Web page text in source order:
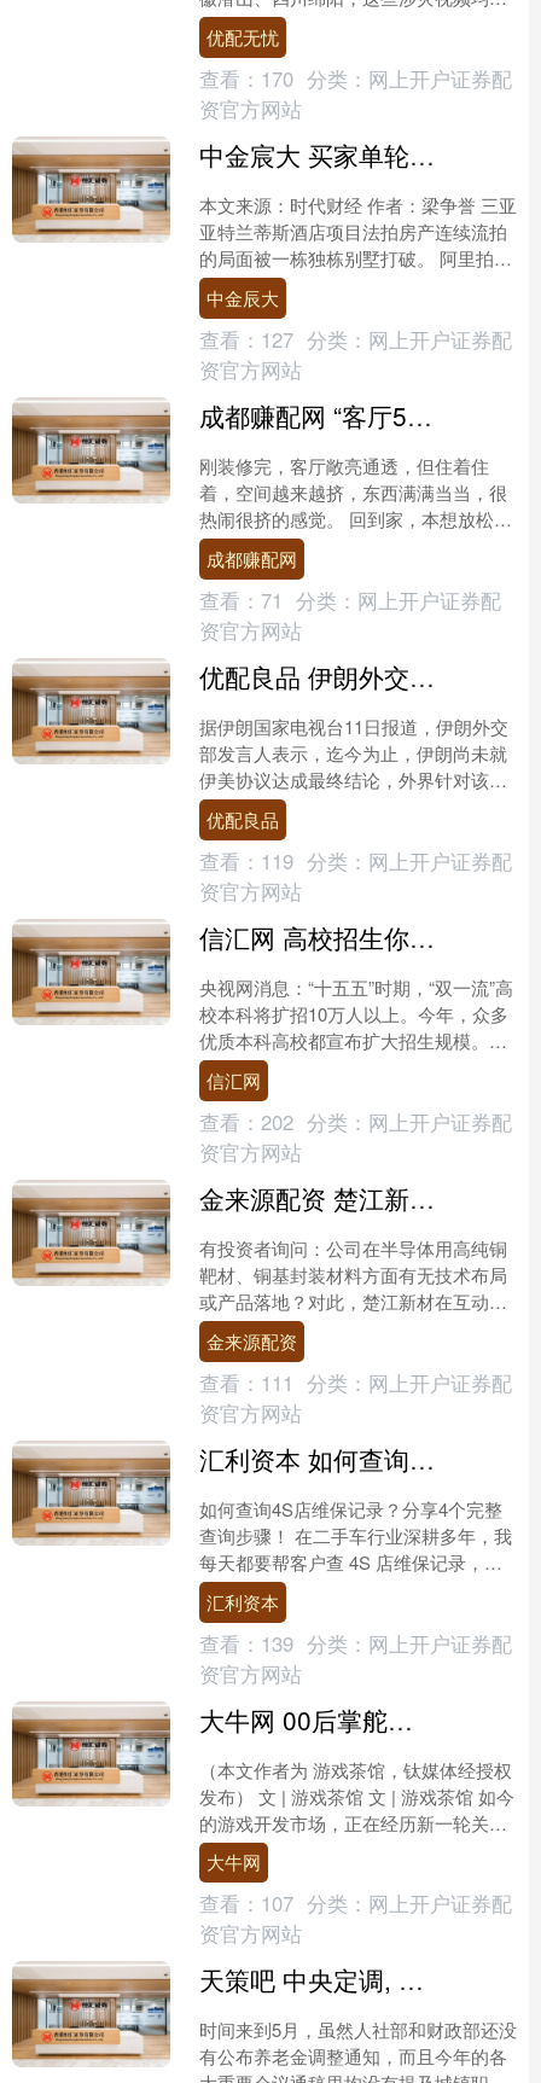
谣言 详情：近期，网络上出现“潜山暴
雨致人死....
优配无忧
查看： 170 分类： 网上开户证券配
资官方网站
中金宸大 买家单轮加价528万，三亚亚特兰蒂斯别墅打破流拍局面，估值139亿的酒店仍在闯关REITs
本文来源：时代财经 作者：梁争誉 三亚
亚特兰蒂斯酒店项目法拍房产连续流拍
的局面被一栋独栋别墅打破。 阿里拍卖
平台显示，近日，亚特兰蒂斯酒店项⽬
（⼆期）一套建筑面....
中金辰大
查看： 127 分类： 网上开户证券配
资官方网站
成都赚配网 “客厅5不放，放了快拿走”！不管客厅多大，都不要放这5样东西
刚装修完，客厅敞亮通透，但住着住
着，空间越来越挤，东西满满当当，很
热闹很挤的感觉。 回到家，本想放松，
却总被杂物影响心情～ 而有一些人家，
家里极简少物，目光所及....
成都赚配网
查看： 71 分类： 网上开户证券配
资官方网站
优配良品 伊朗外交部称尚未就伊美协议达成最终结论，以方称特朗普承诺协议包括移除伊浓缩铀
据伊朗国家电视台11日报道，伊朗外交
部发言人表示，迄今为止，伊朗尚未就
伊美协议达成最终结论，外界针对该协
议传出的说法均为猜测，相关事宜尚未
敲定。伊朗外交部发言人....
优配良品
查看： 119 分类： 网上开户证券配
资官方网站
信汇网 高校招生你问我答 | 哪些“双一流”高校参与扩招？重点投向哪些领域？
央视网消息：“十五五”时期，“双一流”高
校本科将扩招10万人以上。今年，众多
优质本科高校都宣布扩大招生规模。很
多考生和家长关心都有哪些高校参与扩
招？将扩充多大规....
信汇网
查看： 202 分类： 网上开户证券配
资官方网站
金来源配资 楚江新材：公司暂未开发铜靶材产品
有投资者询问：公司在半导体用高纯铜
靶材、铜基封装材料方面有无技术布局
或产品落地？对此，楚江新材在互动平
台回复：公司暂未开发铜靶材产品，公
司精密铜及铜合金带箔材产....
金来源配资
查看： 111 分类： 网上开户证券配
资官方网站
汇利资本 如何查询4S店维保记录？分享4个完整查询步骤！
如何查询4S店维保记录？分享4个完整
查询步骤！ 在二手车行业深耕多年，我
每天都要帮客户查 4S 店维保记录，见
过太多因为忽略这一步吃亏的案例。有
的车商把调表车当....
汇利资本
查看： 139 分类： 网上开户证券配
资官方网站
大牛网 00后掌舵，量产百万日活爆款的黑马团队是怎么炼成的
（本文作者为 游戏茶馆，钛媒体经授权
发布） 文 | 游戏茶馆 文 | 游戏茶馆 如今
的游戏开发市场，正在经历新一轮关键
变革。 尤其是在全球化的UGC（用户生
成内....
大牛网
查看： 107 分类： 网上开户证券配
资官方网站
天策吧 中央定调, 养老金通知5月会公布吗? 1960年前生退休人员多涨钱?
时间来到5月，虽然人社部和财政部还没
有公布养老金调整通知，而且今年的各